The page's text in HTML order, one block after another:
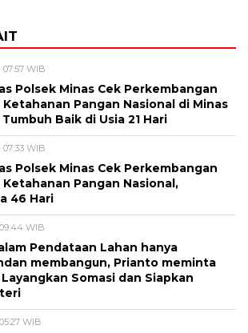
07:57 WIB
Polsek Minas Cek Perkembangan
Pangan Nasional di Minas
Baik di Usia 21 Hari
07:33 WIB
Polsek Minas Cek Perkembangan
Pangan Nasional,
46 Hari
WIB
Pendataan Lahan hanya
membangun, Prianto meminta
Somasi dan Siapkan
WIB